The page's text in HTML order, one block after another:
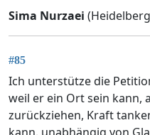
Sima Nurzaei
#85
Ich unterstütze die
weil er ein Ort sein kann,
zurückziehen, Kraft